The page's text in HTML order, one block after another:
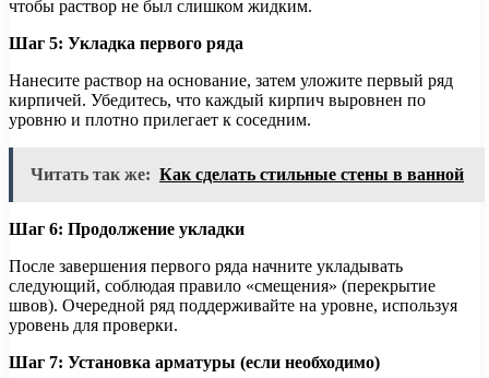
чтобы раствор не был слишком жидким.
Шаг 5: Укладка первого ряда
Нанесите раствор на основание, затем уложите первый ряд
кирпичей. Убедитесь, что каждый кирпич выровнен по
уровню и плотно прилегает к соседним.
Читать так же: Как сделать стильные стены в ванной
Шаг 6: Продолжение укладки
После завершения первого ряда начните укладывать
следующий, соблюдая правило «смещения» (перекрытие
швов). Очередной ряд поддерживайте на уровне, используя
уровень для проверки.
Шаг 7: Установка арматуры (если необходимо)